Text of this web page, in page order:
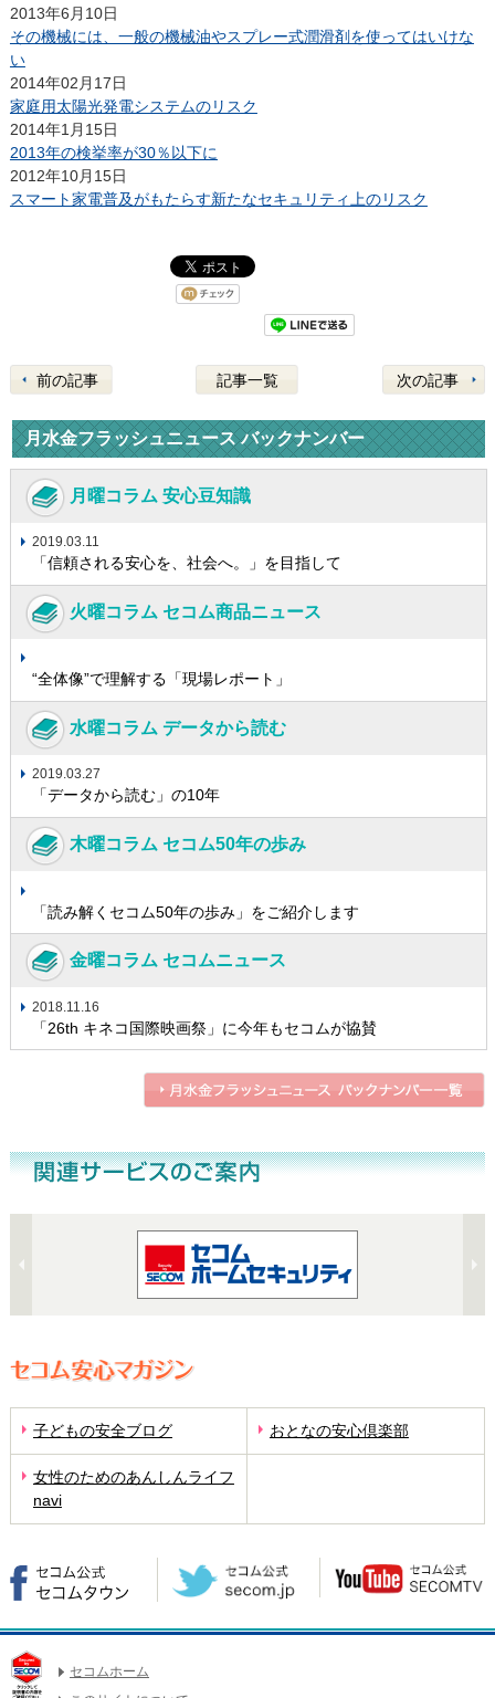
2013年6月10日
その機械には、一般の機械油やスプレー式潤滑剤を使ってはいけな
い
2014年02月17日
家庭用太陽光発電システムのリスク
2014年1月15日
2013年の検挙率が30％以下に
2012年10月15日
スマート家電普及がもたらす新たなセキュリティ上のリスク
前の記事 記事一覧 次の記事
月水金フラッシュニュース バックナンバー
月曜コラム 安心豆知識
2019.03.11
「信頼される安心を、社会へ。」を目指して
火曜コラム セコム商品ニュース
“全体像”で理解する「現場レポート」
水曜コラム データから読む
2019.03.27
「データから読む」の10年
木曜コラム セコム50年の歩み
「読み解くセコム50年の歩み」をご紹介します
金曜コラム セコムニュース
2018.11.16
「26th キネコ国際映画祭」に今年もセコムが協賛
子どもの安全ブログ おとなの安心倶楽部
女性のためのあんしんライフ
navi
セコムホーム